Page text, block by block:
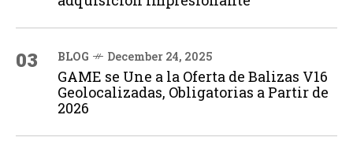
03 BLOG December 24, 2025
GAME se Une a la Oferta de Balizas V16
Geolocalizadas, Obligatorias a Partir de
2026